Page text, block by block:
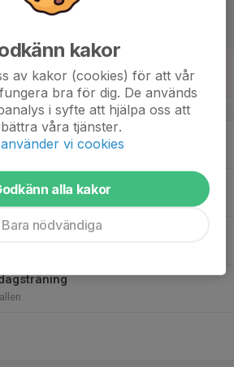
v.21
kakor
av kakor (cookies) för att vår
bra för dig. De används
i syfte att hjälpa oss att
våra tjänster.
vi cookies
alla kakor
Bara nödvändiga